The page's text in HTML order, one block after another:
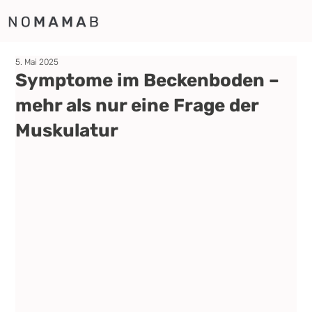
Symptome im Beckenboden –
mehr als nur eine Frage der
Muskulatur
5. Mai 2025